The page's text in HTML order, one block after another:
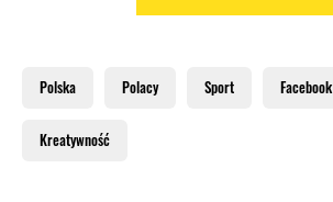
Polska Polacy Sport Facebook
Kreatywność